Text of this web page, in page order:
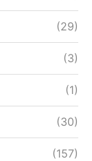
(29)
(3)
(1)
(30)
(157)